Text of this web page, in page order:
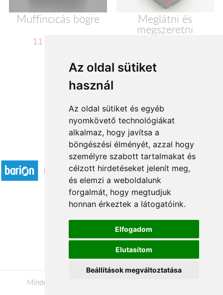
Az oldal sütiket
használ
Az oldal sütiket és egyéb
nyomkövető technológiákat
alkalmaz, hogy javítsa a
böngészési élményét, azzal hogy
személyre szabott tartalmakat és
célzott hirdetéseket jelenít meg,
és elemzi a weboldalunk
forgalmát, hogy megtudjuk
honnan érkeztek a látogatóink.
Elfogadom
Elutasítom
Beállítások megváltoztatása
Muffincicás bögre
11 600 Ft-tól
Meglátni és
megszeretni
1 2
Elfogadott fizetési módok
Á.SZ.F.
Impresszum
Adatkezelési tájékoztató
Minden jog fenntartva © 2026 |